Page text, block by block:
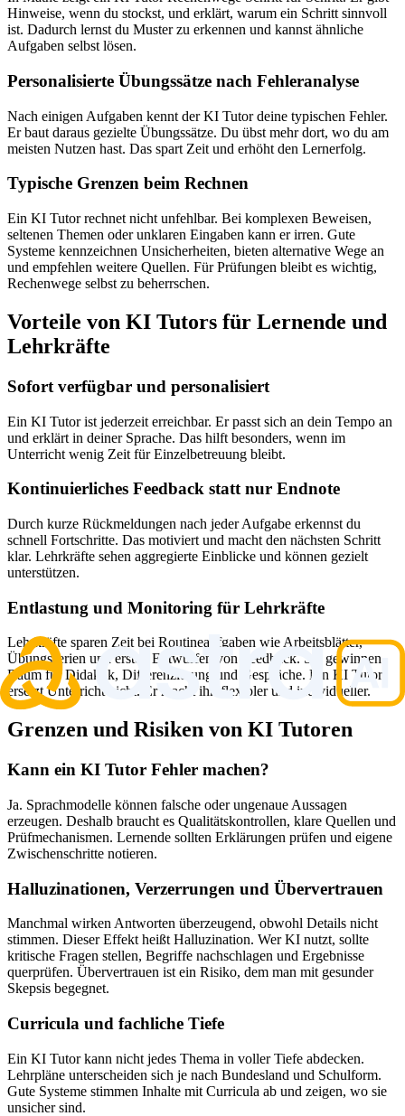
Hinweise, wenn du stockst, und erklärt, warum ein Schritt sinnvoll
ist. Dadurch lernst du Muster zu erkennen und kannst ähnliche
Aufgaben selbst lösen.
Personalisierte Übungssätze nach Fehleranalyse
Nach einigen Aufgaben kennt der KI Tutor deine typischen Fehler.
Er baut daraus gezielte Übungssätze. Du übst mehr dort, wo du am
meisten Nutzen hast. Das spart Zeit und erhöht den Lernerfolg.
Typische Grenzen beim Rechnen
Ein KI Tutor rechnet nicht unfehlbar. Bei komplexen Beweisen,
seltenen Themen oder unklaren Eingaben kann er irren. Gute
Systeme kennzeichnen Unsicherheiten, bieten alternative Wege an
und empfehlen weitere Quellen. Für Prüfungen bleibt es wichtig,
Rechenwege selbst zu beherrschen.
Vorteile von KI Tutors für Lernende und
Lehrkräfte
Sofort verfügbar und personalisiert
Ein KI Tutor ist jederzeit erreichbar. Er passt sich an dein Tempo an
und erklärt in deiner Sprache. Das hilft besonders, wenn im
Unterricht wenig Zeit für Einzelbetreuung bleibt.
Kontinuierliches Feedback statt nur Endnote
Durch kurze Rückmeldungen nach jeder Aufgabe erkennst du
schnell Fortschritte. Das motiviert und macht den nächsten Schritt
klar. Lehrkräfte sehen aggregierte Einblicke und können gezielt
unterstützen.
Entlastung und Monitoring für Lehrkräfte
Lehrkräfte sparen Zeit bei Routineaufgaben wie Arbeitsblätter,
Übungsserien und ersten Entwürfen von Feedback. Sie gewinnen
Raum für Didaktik, Differenzierung und Gespräche. Ein KI Tutor
ersetzt Unterricht nicht. Er macht ihn flexibler und individueller.
Grenzen und Risiken von KI Tutoren
Kann ein KI Tutor Fehler machen?
Ja. Sprachmodelle können falsche oder ungenaue Aussagen
erzeugen. Deshalb braucht es Qualitätskontrollen, klare Quellen und
Prüfmechanismen. Lernende sollten Erklärungen prüfen und eigene
Zwischenschritte notieren.
Halluzinationen, Verzerrungen und Übervertrauen
Manchmal wirken Antworten überzeugend, obwohl Details nicht
stimmen. Dieser Effekt heißt Halluzination. Wer KI nutzt, sollte
kritische Fragen stellen, Begriffe nachschlagen und Ergebnisse
querprüfen. Übervertrauen ist ein Risiko, dem man mit gesunder
Skepsis begegnet.
Curricula und fachliche Tiefe
Ein KI Tutor kann nicht jedes Thema in voller Tiefe abdecken.
Lehrpläne unterscheiden sich je nach Bundesland und Schulform.
Gute Systeme stimmen Inhalte mit Curricula ab und zeigen, wo sie
unsicher sind.